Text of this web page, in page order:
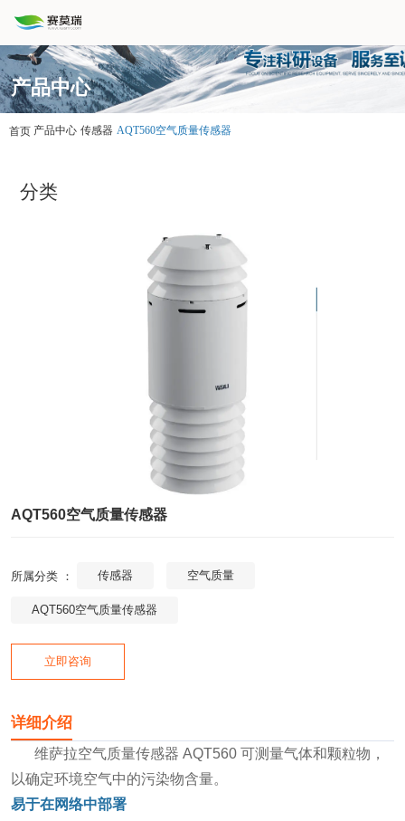
产品中心
首页 产品中心 传感器 AQT560空气质量传感器
分类
AQT560空气质量传感器
所属分类 ： 传感器 空气质量
AQT560空气质量传感器
立即咨询
详细介绍
维萨拉空气质量传感器 AQT560 可测量气体和颗粒物，
以确定环境空气中的污染物含量。
易于在网络中部署